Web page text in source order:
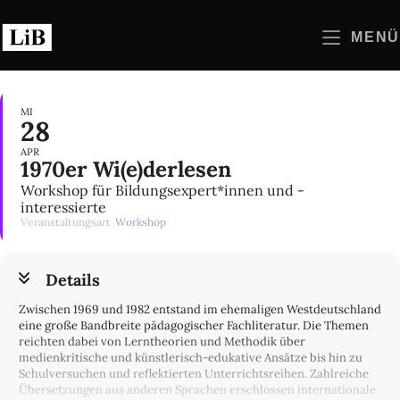
Inhalt
springen
MENÜ
MI
28
APR
1970er Wi(e)derlesen
Workshop für Bildungsexpert*innen und -
interessierte
Veranstaltungsart Workshop
Details
Zwischen 1969 und 1982 entstand im ehemaligen Westdeutschland
eine große Bandbreite pädagogischer Fachliteratur. Die Themen
reichten dabei von Lerntheorien und Methodik über
medienkritische und künstlerisch-edukative Ansätze bis hin zu
Schulversuchen und reflektierten Unterrichtsreihen. Zahlreiche
Übersetzungen aus anderen Sprachen erschlossen internationale